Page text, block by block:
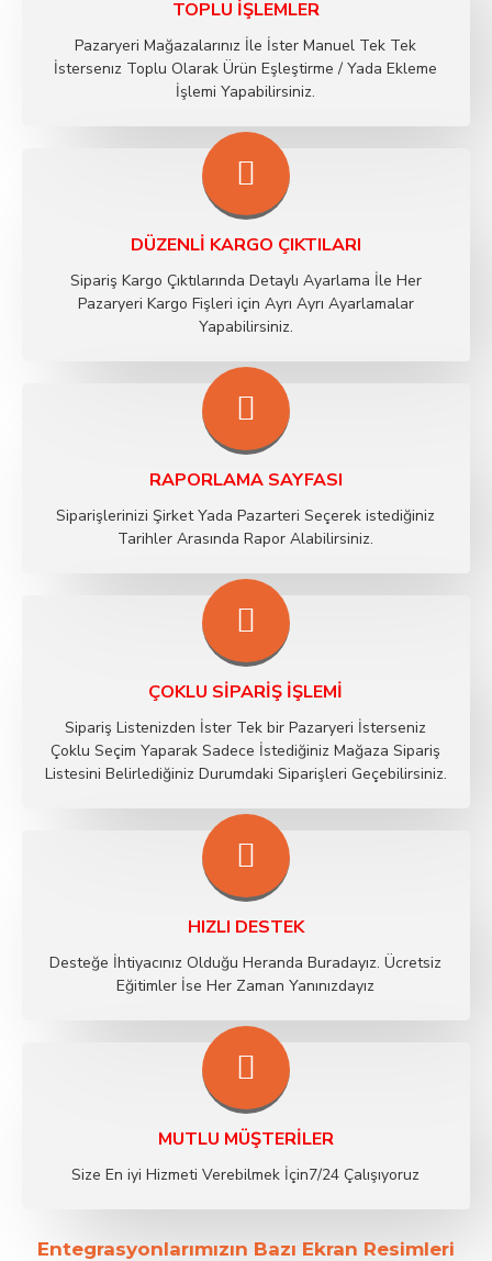
TOPLU İŞLEMLER
Pazaryeri Mağazalarınız İle İster Manuel Tek Tek
İstersenız Toplu Olarak Ürün Eşleştirme / Yada Ekleme
İşlemi Yapabilirsiniz.
DÜZENLI KARGO ÇIKTILARI
Sipariş Kargo Çıktılarında Detaylı Ayarlama İle Her
Pazaryeri Kargo Fişleri için Ayrı Ayrı Ayarlamalar
Yapabilirsiniz.
RAPORLAMA SAYFASI
Siparişlerinizi Şirket Yada Pazarteri Seçerek istediğiniz
Tarihler Arasında Rapor Alabilirsiniz.
ÇOKLU SIPARIŞ İŞLEMI
Sipariş Listenizden İster Tek bir Pazaryeri İsterseniz
Çoklu Seçim Yaparak Sadece İstediğiniz Mağaza Sipariş
Listesini Belirlediğiniz Durumdaki Siparişleri Geçebilirsiniz.
HIZLI DESTEK
Desteğe İhtiyacınız Olduğu Heranda Buradayız. Ücretsiz
Eğitimler İse Her Zaman Yanınızdayız
MUTLU MÜŞTERILER
Size En iyi Hizmeti Verebilmek İçin7/24 Çalışıyoruz
Entegrasyonlarımızın Bazı Ekran Resimleri